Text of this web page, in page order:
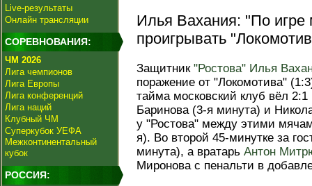
Live-результаты
Онлайн трансляции
СОРЕВНОВАНИЯ:
ЧМ 2026
Лига чемпионов
Лига Европы
Лига конференций
Лига наций
Клубный ЧМ
Суперкубок УЕФА
Межконтинентальный
кубок
РОССИЯ:
Илья Вахания: "По
проигрывать
Защитник "Ростова" Илья
поражение от "Локомотива"
тайма московский клуб вёл
Баринова (3-я минута) и
у "Ростова" между этими
я). Во второй 45-минутке за
минута), а вратарь Антон
Миронова с пенальти в